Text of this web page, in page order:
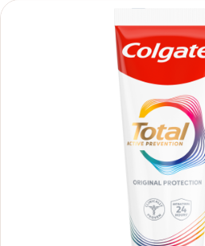
przez 1 tydzień.